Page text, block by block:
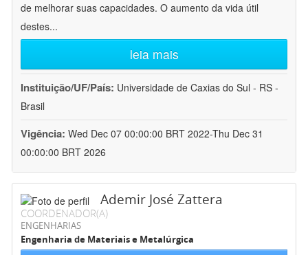
de melhorar suas capacidades. O aumento da vida útil
destes...
leia mais
Instituição/UF/País: Universidade de Caxias do Sul - RS -
Brasil
Vigência: Wed Dec 07 00:00:00 BRT 2022-Thu Dec 31
00:00:00 BRT 2026
Ademir José Zattera
COORDENADOR(A)
ENGENHARIAS
Engenharia de Materiais e Metalúrgica